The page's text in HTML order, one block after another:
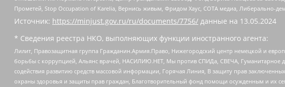
Прометей, Stop Occupation of Karelia, Вернись живым, Фридом Хаус, СОТА медиа, Либерально-
Источник: https://minjust.gov.ru/ru/documents/7756/ данные на 13.05.2024
* Сведения реестра НКО, выполняющих функции иностранного агента:
Лилит, Правозащитная группа Гражданин.Армия.Право, Нижегородский центр немецкой и
борьбы с коррупцией, Альянс врачей, НАСИЛИЮ.НЕТ, Мы против СПИДа, СВЕЧА, Гуманитарное
содействия развитию средств массовой информации, Горячая Линия, В защиту прав
охраны здоровья и защиты прав граждан, Благотворительный фонд помощи осужденным и их